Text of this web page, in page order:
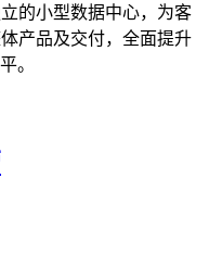
的小型数据中心，为客
产品及交付，全面提升
。